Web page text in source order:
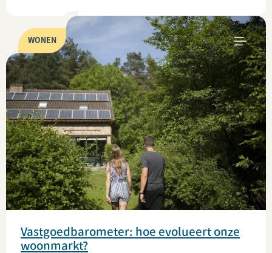
WONEN
Vastgoedbarometer: hoe evolueert onze
woonmarkt?